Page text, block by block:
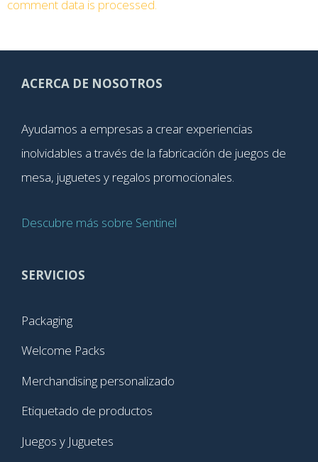
comment data is processed.
ACERCA DE NOSOTROS
Ayudamos a empresas a crear experiencias
inolvidables a través de la fabricación de juegos de
mesa, juguetes y regalos promocionales.
Descubre más sobre Sentinel
SERVICIOS
Packaging
Welcome Packs
Merchandising personalizado
Etiquetado de productos
Juegos y Juguetes